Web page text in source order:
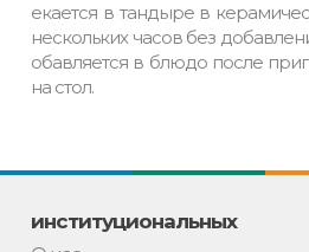
екается в тандыре в
нескольких часов без
обавляется в блюдо после
на стол.
институциональных